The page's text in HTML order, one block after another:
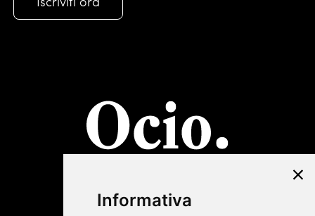
Informativa
Privacy Policy | Cookie Policy